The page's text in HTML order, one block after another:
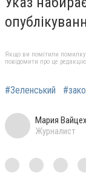
Якщо ви помітили помилку,
повідомити про це редакцію
#Зеленський
Мария
Журналист